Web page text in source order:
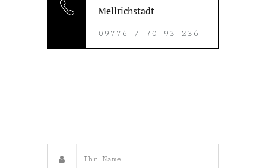
Mellrichstadt
09776 / 70 93 236